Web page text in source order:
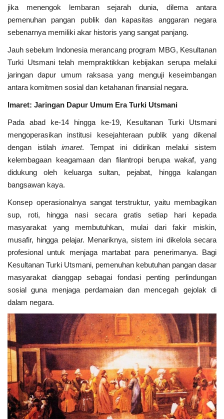
jika menengok lembaran sejarah dunia, dilema antara
pemenuhan pangan publik dan kapasitas anggaran negara
sebenarnya memiliki akar historis yang sangat panjang.
Jauh sebelum Indonesia merancang program MBG, Kesultanan
Turki Utsmani telah mempraktikkan kebijakan serupa melalui
jaringan dapur umum raksasa yang menguji keseimbangan
antara komitmen sosial dan ketahanan finansial negara.
Imaret: Jaringan Dapur Umum Era Turki Utsmani
Pada abad ke-14 hingga ke-19, Kesultanan Turki Utsmani
mengoperasikan institusi kesejahteraan publik yang dikenal
dengan istilahimaret. Tempat ini didirikan melalui sistem
kelembagaan keagamaan dan filantropi berupa wakaf, yang
didukung oleh keluarga sultan, pejabat, hingga kalangan
bangsawan kaya.
Konsep operasionalnya sangat terstruktur, yaitu membagikan
sup, roti, hingga nasi secara gratis setiap hari kepada
masyarakat yang membutuhkan, mulai dari fakir miskin,
musafir, hingga pelajar. Menariknya, sistem ini dikelola secara
profesional untuk menjaga martabat para penerimanya. Bagi
Kesultanan Turki Utsmani, pemenuhan kebutuhan pangan dasar
masyarakat dianggap sebagai fondasi penting perlindungan
sosial guna menjaga perdamaian dan mencegah gejolak di
dalam negara.